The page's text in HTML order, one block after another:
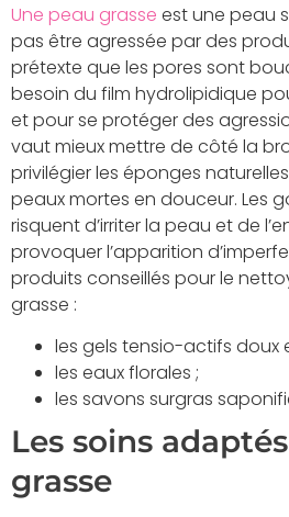
Une peau grasse est une peau
pas être agressée par des
prétexte que les pores sont
besoin du film hydrolipidique
et pour se protéger des
vaut mieux mettre de côté la
privilégier les éponges
peaux mortes en douceur. Les
risquent d’irriter la peau et de
provoquer l’apparition
produits conseillés pour le
grasse :
les gels tensio-actifs doux
les eaux florales ;
les savons surgras
Les soins
grasse